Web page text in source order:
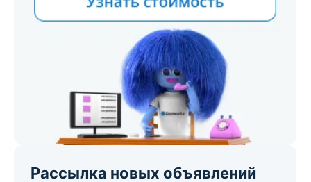
Рассылка новых объявлений